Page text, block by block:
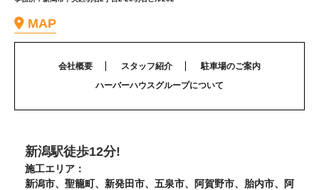
MAP
会社概要 スタッフ紹介
駐車場のご案内
ハーバーハウスグループについて
新潟駅徒歩12分!
施工エリア：
新潟市、聖籠町、新発田市、五泉市、阿賀野市、胎内市、阿